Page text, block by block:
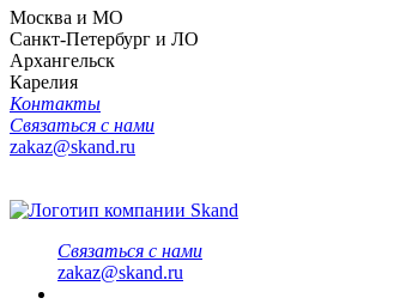
Москва и МО
Санкт-Петербург и ЛО
Архангельск
Карелия
Контакты
Связаться с нами
zakaz@skand.ru
Связаться с нами
zakaz@skand.ru